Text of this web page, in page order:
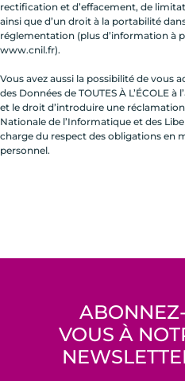
rectification et d’effacement, de
ainsi que d’un droit à la portabilité
réglementation (plus d’information à
www.cnil.fr).
Vous avez aussi la possibilité de vous
des Données de TOUTES À L’ÉCOLE
et le droit d’introduire une
Nationale de l’Informatique et des
charge du respect des obligations en
personnel.
ABONNEZ-
VOUS À